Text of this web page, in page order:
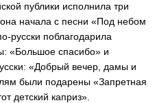
публики исполнила три
начала с песни «Под небом
русски поблагодарила
«Большое спасибо» и
«Добрый вечер, дамы и
были подарены «Запретная
детский каприз».